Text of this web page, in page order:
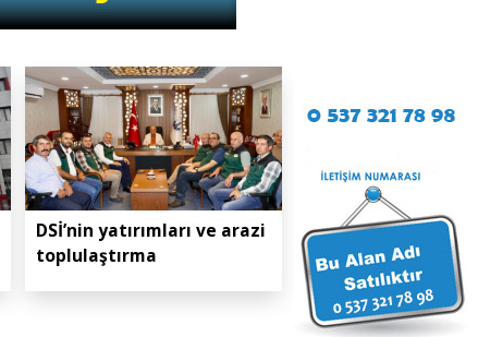
DSİ’nin yatırımları ve arazi
toplulaştırma